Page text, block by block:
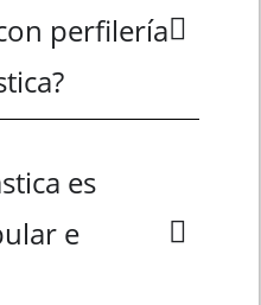
perfilería
es
e